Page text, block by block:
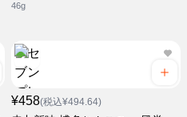
46g
¥458(税込¥494.64)